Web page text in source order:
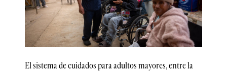
El sistema de cuidados para adultos mayores, entre la